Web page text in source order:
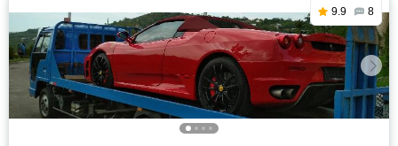
9.9 8